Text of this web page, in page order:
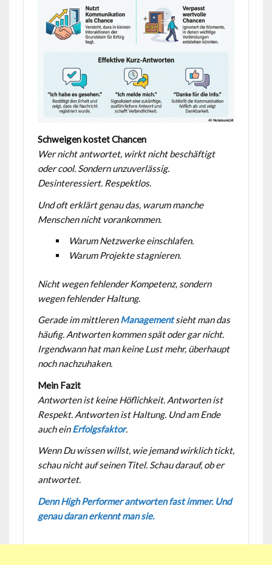
Schweigen kostet Chancen
Wer nicht antwortet, wirkt nicht beschäftigt
oder cool. Sondern unzuverlässig.
Desinteressiert. Respektlos.
Und oft erklärt genau das, warum manche
Menschen nicht vorankommen.
Warum Netzwerke einschlafen.
Warum Projekte stagnieren.
Nicht wegen fehlender Kompetenz, sondern
wegen fehlender Haltung.
Gerade im mittlerenManagementsieht man das
häufig. Antworten kommen spät oder gar nicht.
Irgendwann hat man keine Lust mehr, überhaupt
noch nachzuhaken.
Mein Fazit
Antworten ist keine Höflichkeit. Antworten ist
Respekt. Antworten ist Haltung. Und am Ende
auch einErfolgsfaktor.
Wenn Du wissen willst, wie jemand wirklich tickt,
schau nicht auf seinen Titel. Schau darauf, ob er
antwortet.
Denn High Performer antworten fast immer. Und
genau daran erkennt man sie.